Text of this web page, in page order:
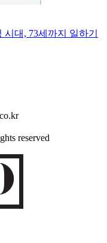
대, 73세까지 일하기
reserved